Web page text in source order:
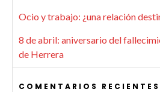
Ocio y trabajo: ¿una relación
8 de abril: aniversario del
de Herrera
COMENTARIOS RECIENTES